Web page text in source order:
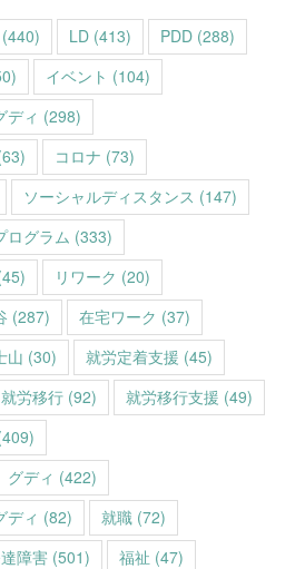
(440) LD (413) PDD (288)
イベント (104)
ディ (298)
コロナ (73)
ソーシャルディスタンス (147)
ログラム (333)
リワーク (20)
(287) 在宅ワーク (37)
山 (30) 就労定着支援 (45)
就労移行 (92) 就労移行支援 (49)
ディ (422)
ディ (82) 就職 (72)
障害 (501) 福祉 (47)